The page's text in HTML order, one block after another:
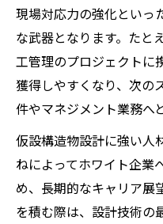
現場対応力の強化といっ
な武器となります。たと
工管理のプロジェクトに
獲得しやすくなり、次の
件やマネジメント業務へ
仮設構造物設計に強い人
ねによってホワイト企業
め、長期的なキャリア展
を積む際は、設計技術の